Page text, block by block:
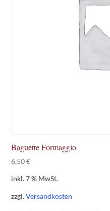
Baguette Formaggio
6,50€
inkl. 7 % MwSt.
zzgl.Versandkosten